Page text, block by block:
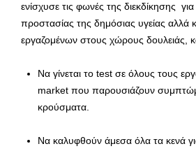
ενίσχυσε τις φωνές της διεκδίκησης
προστασίας της δημόσιας υγείας αλλά
εργαζομένων στους χώρους δουλειάς,
Να γίνεται το test σε όλους τους
market που παρουσιάζουν
κρούσματα.
Να καλυφθούν άμεσα όλα τα κενά